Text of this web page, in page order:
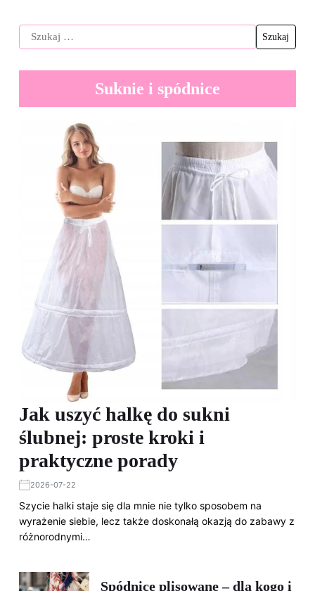
Suknie i spódnice
Jak uszyć halkę do sukni
ślubnej: proste kroki i
praktyczne porady
2026-07-22
Szycie halki staje się dla mnie nie tylko sposobem na
wyrażenie siebie, lecz także doskonałą okazją do zabawy z
różnorodnymi…
Spódnice plisowane – dla kogo i